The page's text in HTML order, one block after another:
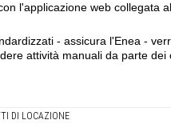
l'applicazione web collegata
- assicura l'Enea -
attività manuali da parte dei
DI LOCAZIONE